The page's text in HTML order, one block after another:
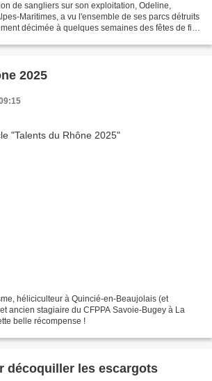
de sangliers sur son exploitation, Odeline,
Maritimes, a vu l'ensemble de ses parcs détruits
décimée à quelques semaines des fêtes de fin
2025
héliciculteur à Quincié-en-Beaujolais (et
ancien stagiaire du CFPPA Savoie-Bugey à La
belle récompense !
décoquiller les escargots